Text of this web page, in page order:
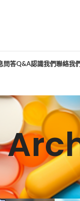
問答Q&A認識我們聯絡我